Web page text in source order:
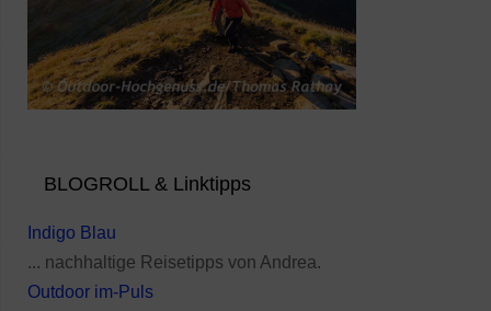
BLOGROLL & Linktipps
Indigo Blau
... nachhaltige Reisetipps von Andrea.
Outdoor im-Puls